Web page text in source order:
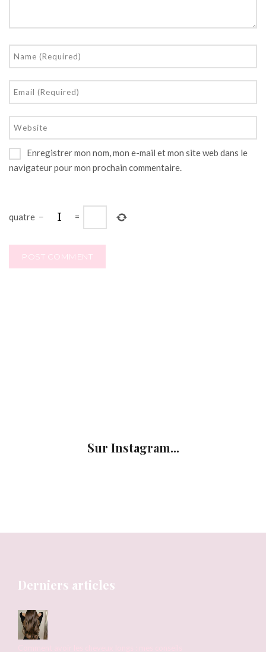
Enregistrer mon nom, mon e-mail et mon site web dans le
navigateur pour mon prochain commentaire.
quatre − =
Sur Instagram...
Derniers articles